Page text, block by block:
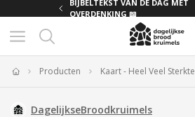
BIJBELTEKST VAN DE DAG MET
OVERDENKING 📖
Producten Kaart - Heel Veel Sterkte
DagelijkseBroodkruimels